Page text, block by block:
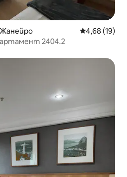
Средна
4,68 (19)
2404.2